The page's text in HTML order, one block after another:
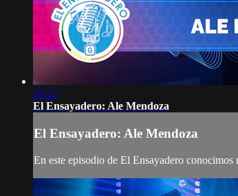
28:22
El Ensayadero: Ale Mendoza
El Ensayadero: Ale Mendoza
En este episodio de El Ensayadero